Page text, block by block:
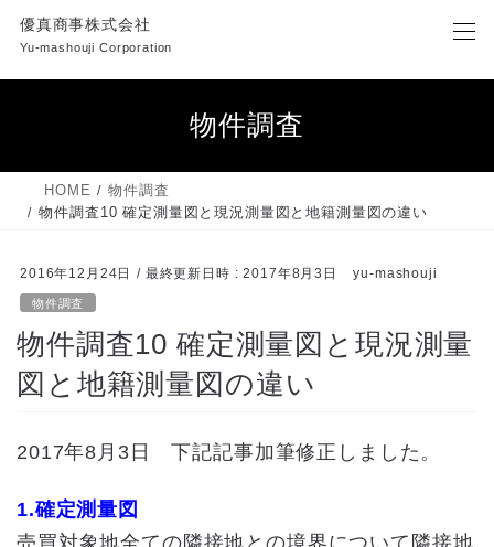
ン
キ
ー
に
優真商事株式会社
Yu-mashouji Corporation
物件調査
HOME
物件調査
物件調査10 確定測量図と現況測量図と地籍測量図の違い
2016年12月24日 / 最終更新日時 :2017年8月3日 yu-mashouji
物件調査
物件調査10 確定測量図と現況測量
図と地籍測量図の違い
2017年8月3日 下記記事加筆修正しました。
1.確定測量図
売買対象地全ての隣接地との境界について隣接地